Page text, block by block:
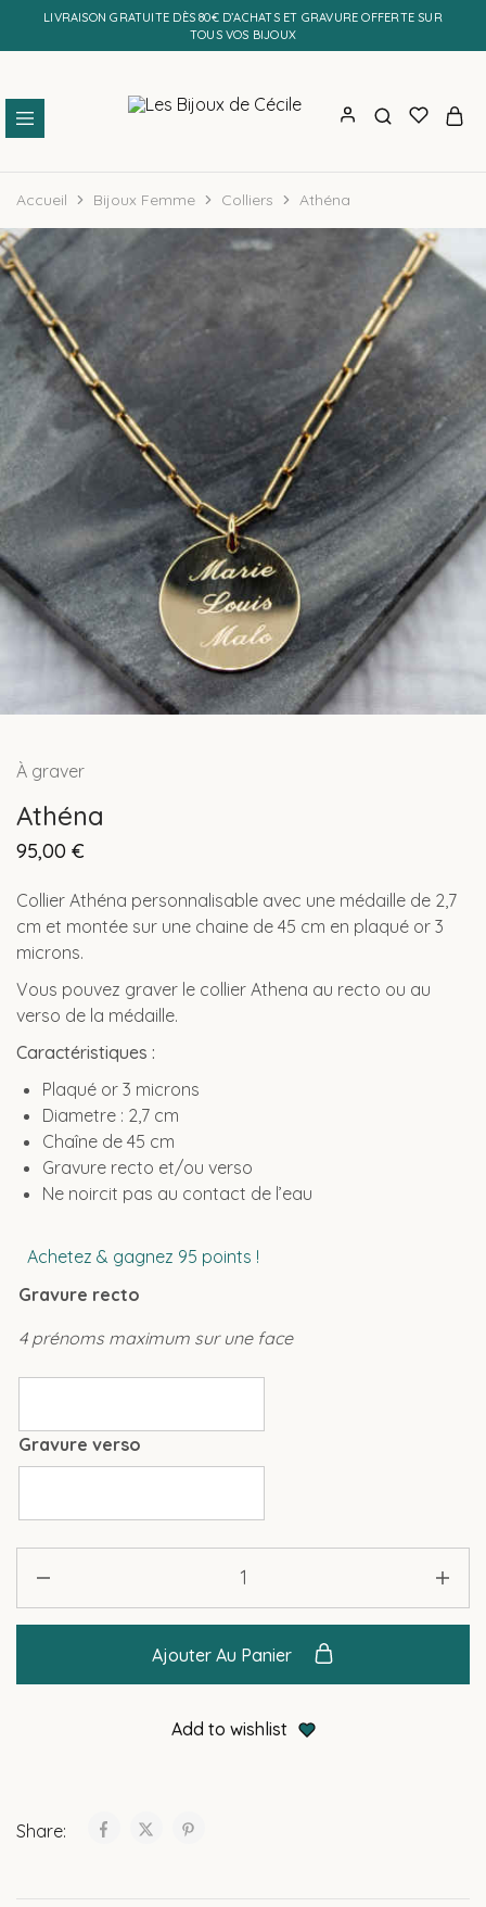
LIVRAISON GRATUITE DÈS 80€ D’ACHATS ET GRAVURE OFFERTE SUR
TOUS VOS BIJOUX
Les
de
Bijoux
et
Accueil Bijoux Femme Colliers Athéna
À graver
Athéna
95,00 €
Collier Athéna personnalisable avec une médaille de 2,7
cm et montée sur une chaine de 45 cm en plaqué or 3
microns.
Vous pouvez graver le collier Athena au recto ou au
verso de la médaille.
Caractéristiques :
Plaqué or 3 microns
Diametre : 2,7 cm
Chaîne de 45 cm
Gravure recto et/ou verso
Ne noircit pas au contact de l’eau
Achetez & gagnez 95 points !
Gravure recto
4 prénoms maximum sur une face
Gravure verso
Ajouter Au Panier
Add to wishlist
Share: